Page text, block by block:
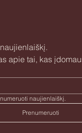
apie tai, kas
Prenumeruoti